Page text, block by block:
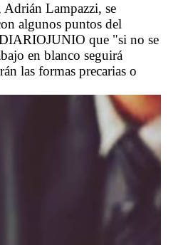
Lampazzi, se
algunos puntos del
que "si no se
en blanco seguirá
las formas precarias o